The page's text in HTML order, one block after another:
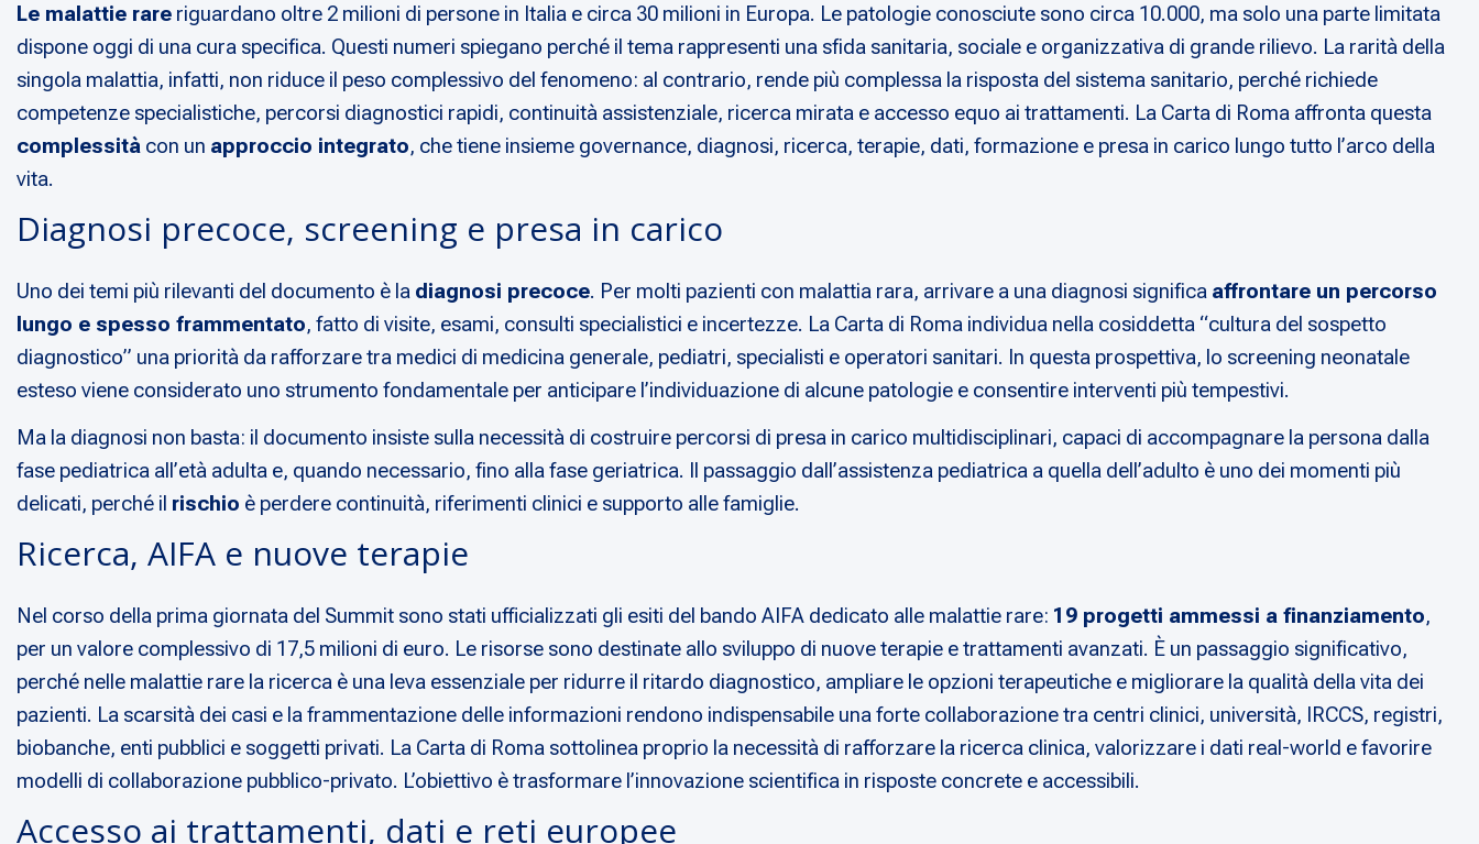
Le malattie rare riguardano oltre 2 milioni di persone in Italia e circa 30 milioni in Europa. Le patologie conosciute sono circa 10.000, ma solo una parte limitata
dispone oggi di una cura specifica. Questi numeri spiegano perché il tema rappresenti una sfida sanitaria, sociale e organizzativa di grande rilievo. La rarità della
singola malattia, infatti, non riduce il peso complessivo del fenomeno: al contrario, rende più complessa la risposta del sistema sanitario, perché richiede
competenze specialistiche, percorsi diagnostici rapidi, continuità assistenziale, ricerca mirata e accesso equo ai trattamenti. La Carta di Roma affronta questa
complessità con un approccio integrato, che tiene insieme governance, diagnosi, ricerca, terapie, dati, formazione e presa in carico lungo tutto l’arco della
vita.
Diagnosi precoce, screening e presa in carico
Uno dei temi più rilevanti del documento è la diagnosi precoce. Per molti pazienti con malattia rara, arrivare a una diagnosi significa affrontare un percorso
lungo e spesso frammentato, fatto di visite, esami, consulti specialistici e incertezze. La Carta di Roma individua nella cosiddetta “cultura del sospetto
diagnostico” una priorità da rafforzare tra medici di medicina generale, pediatri, specialisti e operatori sanitari. In questa prospettiva, lo screening neonatale
esteso viene considerato uno strumento fondamentale per anticipare l’individuazione di alcune patologie e consentire interventi più tempestivi.
Ma la diagnosi non basta: il documento insiste sulla necessità di costruire percorsi di presa in carico multidisciplinari, capaci di accompagnare la persona dalla
fase pediatrica all’età adulta e, quando necessario, fino alla fase geriatrica. Il passaggio dall’assistenza pediatrica a quella dell’adulto è uno dei momenti più
delicati, perché il rischio è perdere continuità, riferimenti clinici e supporto alle famiglie.
Ricerca, AIFA e nuove terapie
Nel corso della prima giornata del Summit sono stati ufficializzati gli esiti del bando AIFA dedicato alle malattie rare: 19 progetti ammessi a finanziamento,
per un valore complessivo di 17,5 milioni di euro. Le risorse sono destinate allo sviluppo di nuove terapie e trattamenti avanzati. È un passaggio significativo,
perché nelle malattie rare la ricerca è una leva essenziale per ridurre il ritardo diagnostico, ampliare le opzioni terapeutiche e migliorare la qualità della vita dei
pazienti. La scarsità dei casi e la frammentazione delle informazioni rendono indispensabile una forte collaborazione tra centri clinici, università, IRCCS, registri,
biobanche, enti pubblici e soggetti privati. La Carta di Roma sottolinea proprio la necessità di rafforzare la ricerca clinica, valorizzare i dati real-world e favorire
modelli di collaborazione pubblico-privato. L’obiettivo è trasformare l’innovazione scientifica in risposte concrete e accessibili.
Accesso ai trattamenti, dati e reti europee